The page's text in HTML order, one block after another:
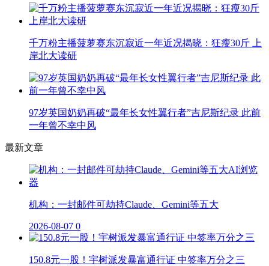
千万粉主播菠萝赛东沉寂近一年近况揭晓：狂瘦30斤 上
岸北大读研
97岁英国奶奶再破“最年长女性翼行者”吉尼斯纪录 此前
一年曾不幸中风
最新文章
机构：一封邮件可劫持Claude、Gemini等五大
2026-08-07 0
150.8元一股！宇树派发暴富通行证 中签率万分之三